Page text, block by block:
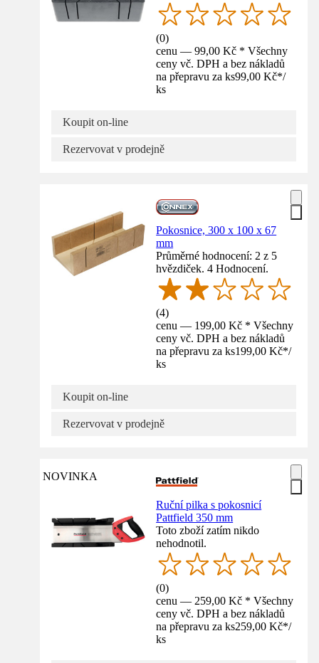
(0)
cenu — 99,00 Kč * Všechny
ceny vč. DPH a bez nákladů
na přepravu za ks99,00 Kč*/
ks
Koupit on-line
Rezervovat v prodejně
Pokosnice, 300 x 100 x 67
mm
Průměrné hodnocení: 2 z 5
hvězdiček. 4 Hodnocení.
(4)
cenu — 199,00 Kč * Všechny
ceny vč. DPH a bez nákladů
na přepravu za ks199,00 Kč*/
ks
Koupit on-line
Rezervovat v prodejně
NOVINKA
Ruční pilka s pokosnicí
Pattfield 350 mm
Toto zboží zatím nikdo
nehodnotil.
(0)
cenu — 259,00 Kč * Všechny
ceny vč. DPH a bez nákladů
na přepravu za ks259,00 Kč*/
ks